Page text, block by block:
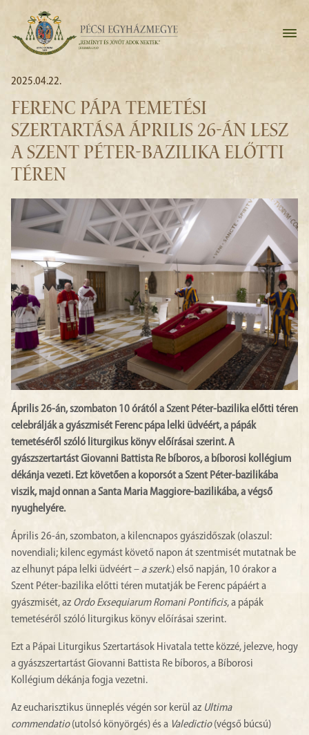
2025.04.22.
FERENC PÁPA TEMETÉSI
SZERTARTÁSA ÁPRILIS 26-ÁN LESZ
A SZENT PÉTER-BAZILIKA ELŐTTI
TÉREN
Április 26-án, szombaton 10 órától a Szent Péter-bazilika előtti téren
celebrálják a gyászmisét Ferenc pápa lelki üdvéért, a pápák
temetéséről szóló liturgikus könyv előírásai szerint. A
gyászszertartást Giovanni Battista Re bíboros, a bíborosi kollégium
dékánja vezeti. Ezt követően a koporsót a Szent Péter-bazilikába
viszik, majd onnan a Santa Maria Maggiore-bazilikába, a végső
nyughelyére.
Április 26-án, szombaton, a kilencnapos gyászidőszak (olaszul:
novendiali; kilenc egymást követő napon át szentmisét mutatnak be
az elhunyt pápa lelki üdvéért – a szerk.) első napján, 10 órakor a
Szent Péter-bazilika előtti téren mutatják be Ferenc pápáért a
gyászmisét, az Ordo Exsequiarum Romani Pontificis, a pápák
temetéséről szóló liturgikus könyv előírásai szerint.
Ezt a Pápai Liturgikus Szertartások Hivatala tette közzé, jelezve, hogy
a gyászszertartást Giovanni Battista Re bíboros, a Bíborosi
Kollégium dékánja fogja vezetni.
Az eucharisztikus ünneplés végén sor kerül az Ultima
commendatio(utolsó könyörgés) és a Valedictio(végső búcsú)